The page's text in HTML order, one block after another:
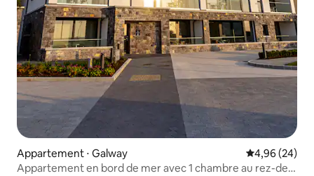
Appartement ⋅ Galway Évaluation
4,96 (24)
Appartement en bord de mer avec 1 chambre au rez-de-